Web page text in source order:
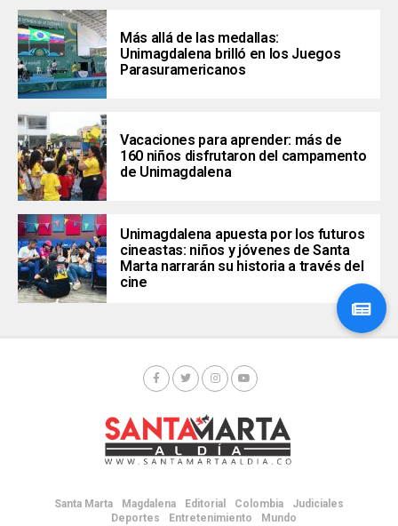
Más allá de las medallas:
Unimagdalena brilló en los Juegos
Parasuramericanos
Vacaciones para aprender: más de
160 niños disfrutaron del campamento
de Unimagdalena
Unimagdalena apuesta por los futuros
cineastas: niños y jóvenes de Santa
Marta narrarán su historia a través del
cine
Santa Marta Magdalena Editorial Colombia
Judiciales
Deportes
Entretenimiento Mundo